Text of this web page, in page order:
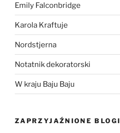
Emily Falconbridge
Karola Kraftuje
Nordstjerna
Notatnik dekoratorski
W kraju Baju Baju
ZAPRZYJAŹNIONE BLOGI